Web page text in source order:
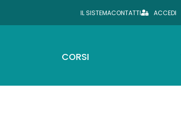
IL SISTEMACONTATTI ACCEDI
CORSI